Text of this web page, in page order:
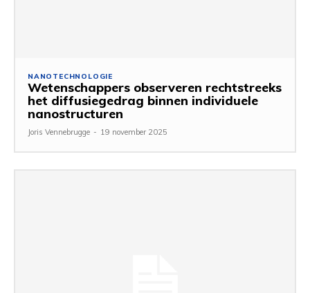
NANOTECHNOLOGIE
Wetenschappers observeren rechtstreeks
het diffusiegedrag binnen individuele
nanostructuren
Joris Vennebrugge - 19 november 2025